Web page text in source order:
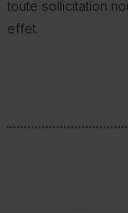
toute sollicitation
effet.